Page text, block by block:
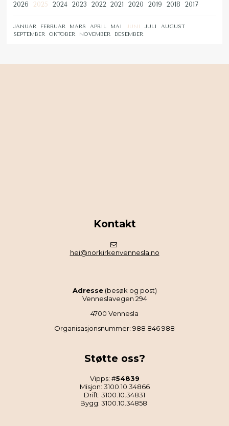
2026 2025 2024 2023 2022 2021 2020 2019 2018 2017
JANUAR FEBRUAR MARS APRIL MAI JUNI JULI
AUGUST
SEPTEMBER
OKTOBER NOVEMBER DESEMBER
Kontakt
hei@norkirkenvennesla.no
Adresse(besøk og post)
Venneslavegen 294
4700 Vennesla
Organisasjonsnummer: 988 846 988
Støtte oss?
Vipps: #54839
Misjon: 3100.10.34866
Drift: 3100.10.34831
Bygg: 3100.10.34858